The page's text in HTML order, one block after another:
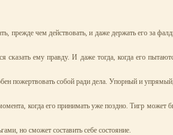
прежде чем действовать, и даже держать его за
сказать ему правду. И даже тогда, когда его
пожертвовать собой ради дела. Упорный и
когда его принимать уже поздно. Тигр может
но сможет составить себе состояние.